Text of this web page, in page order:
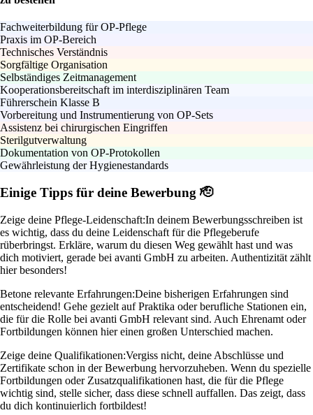
Fachweiterbildung für OP-Pflege
Praxis im OP-Bereich
Technisches Verständnis
Sorgfältige Organisation
Selbständiges Zeitmanagement
Kooperationsbereitschaft im interdisziplinären Team
Führerschein Klasse B
Vorbereitung und Instrumentierung von OP-Sets
Assistenz bei chirurgischen Eingriffen
Sterilgutverwaltung
Dokumentation von OP-Protokollen
Gewährleistung der Hygienestandards
Einige Tipps für deine Bewerbung 🫡
Zeige deine Pflege-Leidenschaft:In deinem Bewerbungsschreiben ist
es wichtig, dass du deine Leidenschaft für die Pflegeberufe
rüberbringst. Erkläre, warum du diesen Weg gewählt hast und was
dich motiviert, gerade bei avanti GmbH zu arbeiten. Authentizität zählt
hier besonders!
Betone relevante Erfahrungen:Deine bisherigen Erfahrungen sind
entscheidend! Gehe gezielt auf Praktika oder berufliche Stationen ein,
die für die Rolle bei avanti GmbH relevant sind. Auch Ehrenamt oder
Fortbildungen können hier einen großen Unterschied machen.
Zeige deine Qualifikationen:Vergiss nicht, deine Abschlüsse und
Zertifikate schon in der Bewerbung hervorzuheben. Wenn du spezielle
Fortbildungen oder Zusatzqualifikationen hast, die für die Pflege
wichtig sind, stelle sicher, dass diese schnell auffallen. Das zeigt, dass
du dich kontinuierlich fortbildest!